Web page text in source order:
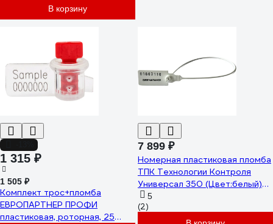
В корзину
1 315 ₽
1 505 ₽
Комплект трос+пломба
ЕВРОПАРТНЕР ПРОФИ
пластиковая, роторная, 25
7 899 ₽
Номерная пластиковая пломба
ТПК Технологии Контроля
Универсал 350 (Цвет:белый)
1000 шт 24277
5
(2)